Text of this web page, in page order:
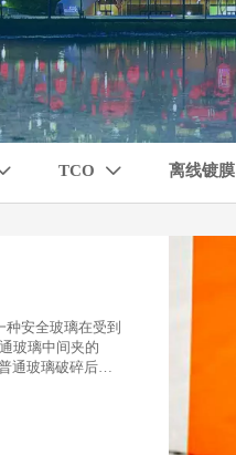
TCO  离线镀膜
种安全玻璃在受到
玻璃中间夹的
通玻璃破碎后产
、环保功能的建
普通玻璃的1000-